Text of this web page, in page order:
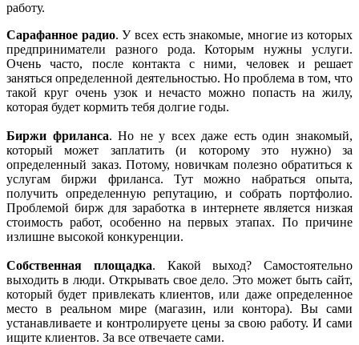
работу.
Сарафанное радио. У всех есть знакомые, многие из которых
предприниматели разного рода. Которым нужны услуги.
Очень часто, после контакта с ними, человек и решает
заняться определенной деятельностью. Но проблема в том, что
такой круг очень узок и нечасто можно попасть на жилу,
которая будет кормить тебя долгие годы.
Биржи фриланса. Но не у всех даже есть один знакомый,
который может заплатить (и которому это нужно) за
определенный заказ. Потому, новичкам полезно обратиться к
услугам биржи фриланса. Тут можно набраться опыта,
получить определенную репутацию, и собрать портфолио.
Проблемой бирж для заработка в интернете является низкая
стоимость работ, особенно на первых этапах. По причине
излишне высокой конкуренции.
Собственная площадка. Какой выход? Самостоятельно
выходить в люди. Открывать свое дело. Это может быть сайт,
который будет привлекать клиентов, или даже определенное
место в реальном мире (магазин, или контора). Вы сами
устанавливаете и контролируете цены за свою работу. И сами
ищите клиентов. За все отвечаете сами.